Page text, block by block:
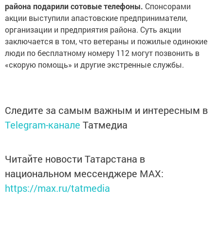
района подарили сотовые телефоны. Спонсорами
акции выступили апастовские предприниматели,
организации и предприятия района. Суть акции
заключается в том, что ветераны и пожилые одинокие
люди по бесплатному номеру 112 могут позвонить в
«скорую помощь» и другие экстренные службы.
Следите за самым важным и интересным в
Telegram-канале Татмедиа
Читайте новости Татарстана в
национальном мессенджере MАХ:
https://max.ru/tatmedia